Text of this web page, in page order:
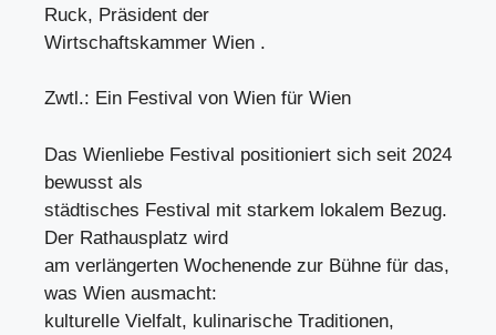
Ruck, Präsident der
Wirtschaftskammer Wien .
Zwtl.: Ein Festival von Wien für Wien
Das Wienliebe Festival positioniert sich seit 2024
bewusst als
städtisches Festival mit starkem lokalem Bezug.
Der Rathausplatz wird
am verlängerten Wochenende zur Bühne für das,
was Wien ausmacht:
kulturelle Vielfalt, kulinarische Traditionen,